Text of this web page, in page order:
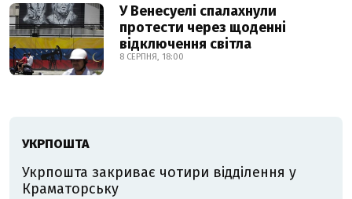
У Венесуелі спалахнули
протести через щоденні
відключення світла
8 СЕРПНЯ, 18:00
УКРПОШТА
Укрпошта закриває чотири відділення у
Краматорську